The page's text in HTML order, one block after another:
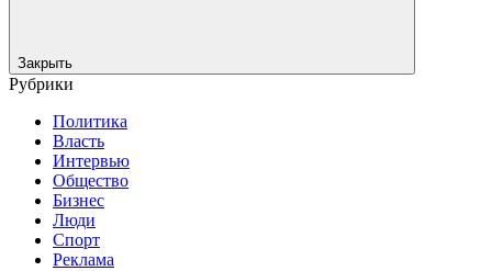
Закрыть
Рубрики
Политика
Власть
Интервью
Общество
Бизнес
Люди
Спорт
Реклама